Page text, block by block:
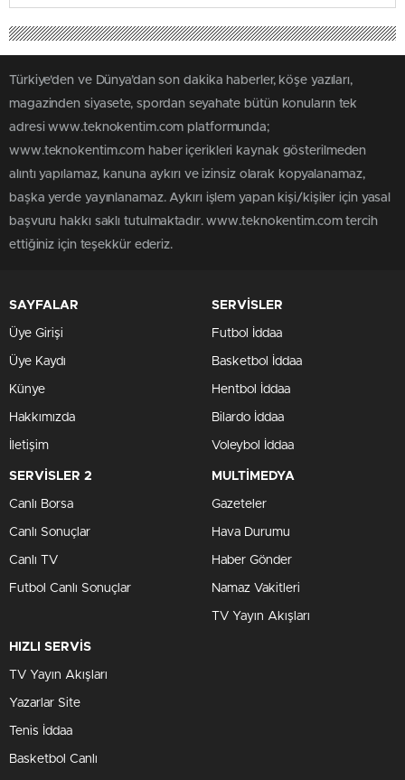
Türkiye'den ve Dünya’dan son dakika haberler, köşe yazıları,
magazinden siyasete, spordan seyahate bütün konuların tek
adresi www.teknokentim.com platformunda;
www.teknokentim.com haber içerikleri kaynak gösterilmeden
alıntı yapılamaz, kanuna aykırı ve izinsiz olarak kopyalanamaz,
başka yerde yayınlanamaz. Aykırı işlem yapan kişi/kişiler için yasal
başvuru hakkı saklı tutulmaktadır. www.teknokentim.com tercih
ettiğiniz için teşekkür ederiz.
SAYFALAR
Üye Girişi
Üye Kaydı
Künye
Hakkımızda
İletişim
SERVİSLER
Futbol İddaa
Basketbol İddaa
Hentbol İddaa
Bilardo İddaa
Voleybol İddaa
SERVİSLER 2
Canlı Borsa
Canlı Sonuçlar
Canlı TV
Futbol Canlı Sonuçlar
MULTİMEDYA
Gazeteler
Hava Durumu
Haber Gönder
Namaz Vakitleri
TV Yayın Akışları
HIZLI SERVİS
TV Yayın Akışları
Yazarlar Site
Tenis İddaa
Basketbol Canlı